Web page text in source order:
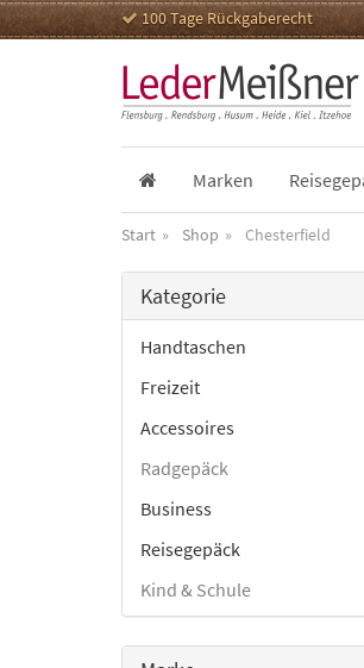
100 Tage Rückgaberecht
Marken
Start Shop Chesterfield
Kategorie
Handtaschen
Freizeit
Accessoires
Radgepäck
Business
Reisegepäck
Kind & Schule